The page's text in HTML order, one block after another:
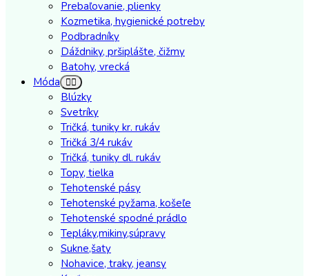
Prebaľovanie, plienky
Kozmetika, hygienické potreby
Podbradníky
Dáždniky, pršiplášte, čižmy
Batohy, vrecká
Móda
Blúzky
Svetríky
Tričká, tuniky kr. rukáv
Tričká 3/4 rukáv
Tričká, tuniky dl. rukáv
Topy, tielka
Tehotenské pásy
Tehotenské pyžama, košeľe
Tehotenské spodné prádlo
Tepláky,mikiny,súpravy
Sukne,šaty
Nohavice, traky, jeansy